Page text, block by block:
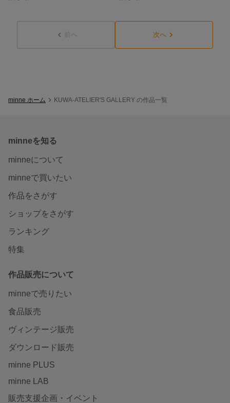
前へ 次へ
minne ホーム KUWA-ATELIER'S GALLERY の作品一覧
minneを知る
minneについて
minneで買いたい
作品をさがす
ショップをさがす
ランキング
特集
作品販売について
minneで売りたい
食品販売
ヴィンテージ販売
ダウンロード販売
minne PLUS
minne LAB
販売支援企画・イベント